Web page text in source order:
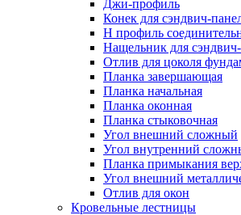
Джи-профиль
Конек для сэндвич-
Н профиль
Нащельник для
Отлив для цоколя
Планка завершающая
Планка начальная
Планка оконная
Планка стыковочная
Угол внешний сложный
Угол внутренний
Планка примыкания
Угол внешний
Отлив для окон
Кровельные лестницы